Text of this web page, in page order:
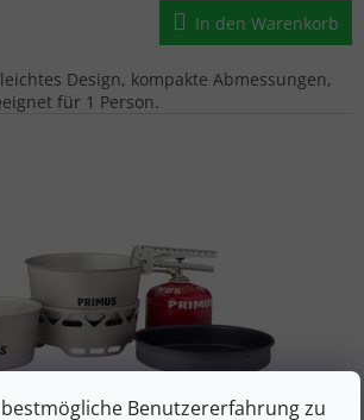
Benutzererfahrung zu
In den Warenkorb
Design, kompakte Abmessungen,
für 1 Person.